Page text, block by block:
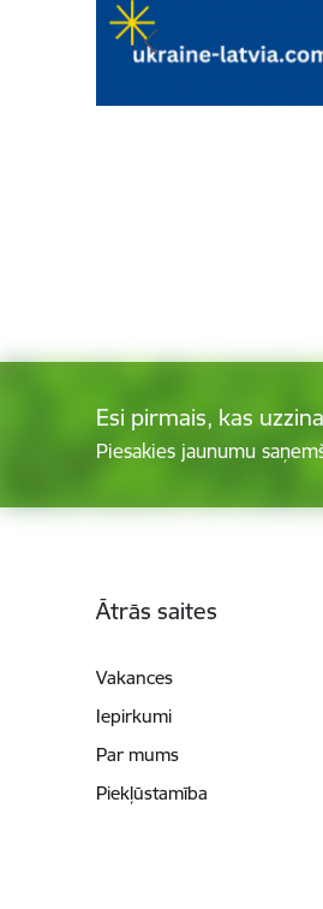
Esi pirmais, kas
Piesakies jaunumu
Ātrās saites
Vakances
Iepirkumi
Par mums
Piekļūstamība